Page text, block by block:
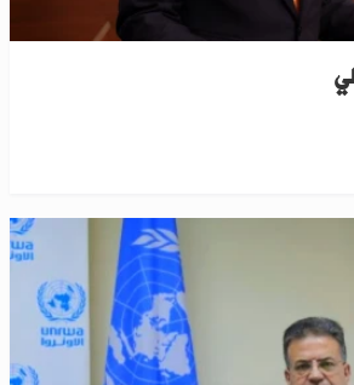
انطلاق الحوار بين سوريا